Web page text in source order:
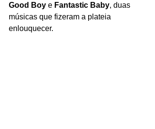
Good Boy e Fantastic Baby, duas
músicas que fizeram a plateia
enlouquecer.